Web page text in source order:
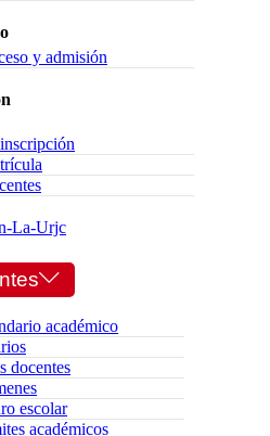
y admisión
La-Urjc
académico
docentes
escolar
académicos